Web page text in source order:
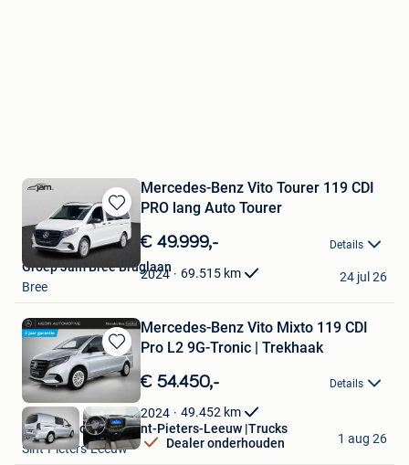
Bewaren
Mijn
Favorieten
Mercedes-Benz Vito Tourer 119 CDI
PRO lang Auto Tourer
€ 49.999,- Details
2024 69.515 km
Groep Jam Bree Bruglaan
Bree
24 jul 26
Bewaren
in
Mijn
Favorieten
Mercedes-Benz Vito Mixto 119 CDI
Pro L2 9G-Tronic | Trekhaak
€ 54.450,- Details
2024 49.452 km
Dealer onderhouden
Hedin Automotive Sint-Pieters-Leeuw |Trucks
Sint-Pieters-Leeuw
1 aug 26